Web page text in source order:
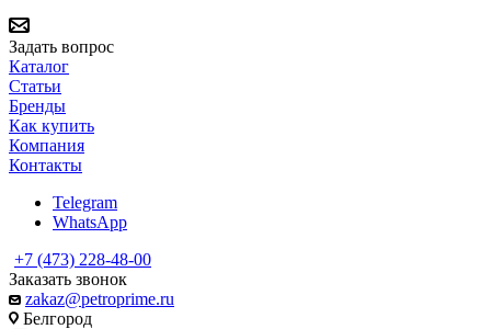
Задать вопрос
Каталог
Статьи
Бренды
Как купить
Компания
Контакты
Telegram
WhatsApp
+7 (473) 228-48-00
Заказать звонок
zakaz@petroprime.ru
Белгород